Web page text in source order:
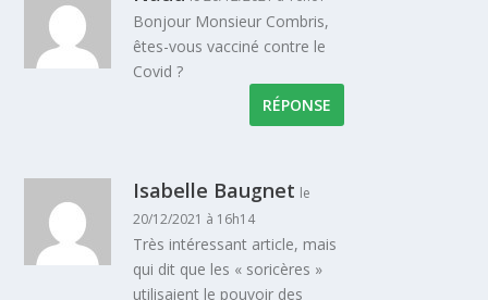
Bonjour Monsieur Combris,
êtes-vous vacciné contre le
Covid ?
RÉPONSE
Isabelle Baugnet le
20/12/2021 à 16h14
Très intéressant article, mais
qui dit que les « soricères »
utilisaient le pouvoir des